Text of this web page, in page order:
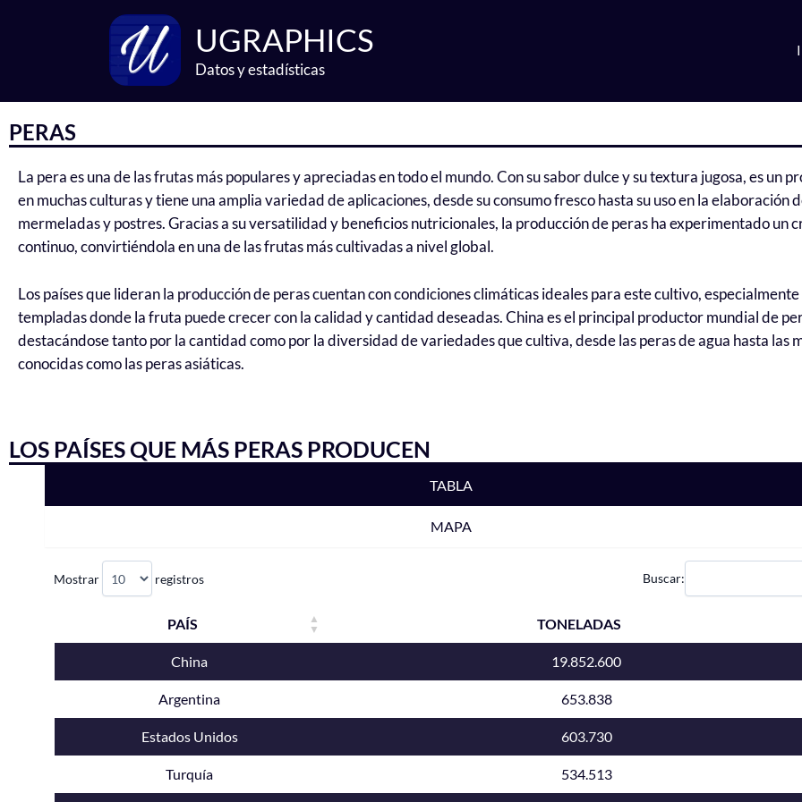
UGRAPHICS
Datos y estadísticas
PERAS
La pera es una de las frutas más populares y apreciadas en todo el mundo. Con su sabor dulce y su textura jugosa, es un
en muchas culturas y tiene una amplia variedad de aplicaciones, desde su consumo fresco hasta su uso en la elaboración
mermeladas y postres. Gracias a su versatilidad y beneficios nutricionales, la producción de peras ha experimentado un
continuo, convirtiéndola en una de las frutas más cultivadas a nivel global.
Los países que lideran la producción de peras cuentan con condiciones climáticas ideales para este cultivo,
templadas donde la fruta puede crecer con la calidad y cantidad deseadas. China es el principal productor mundial de
destacándose tanto por la cantidad como por la diversidad de variedades que cultiva, desde las peras de agua hasta las
conocidas como las peras asiáticas.
LOS PAÍSES QUE MÁS PERAS PRODUCEN
TABLA
MAPA
Mostrar registros Buscar:
PAÍS TONELADAS
China 19.852.600
Argentina 653.838
Estados Unidos 603.730
Turquía 534.513